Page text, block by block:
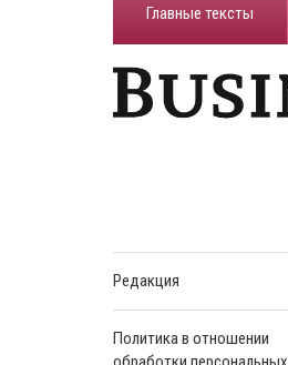
Главные тексты
Редакция
Политика в отношении